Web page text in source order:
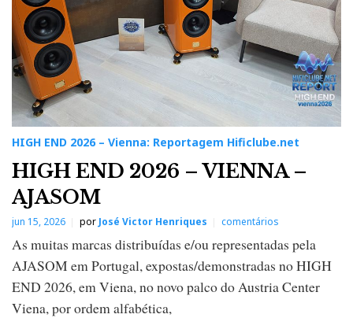
HIGH END 2026 – Vienna: Reportagem Hificlube.net
HIGH END 2026 – VIENNA –
AJASOM
jun 15, 2026 por José Victor Henriques comentários
As muitas marcas distribuídas e/ou representadas pela
AJASOM em Portugal, expostas/demonstradas no HIGH
END 2026, em Viena, no novo palco do Austria Center
Viena, por ordem alfabética,